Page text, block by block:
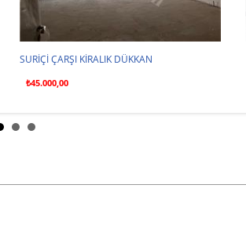
SURİÇİ ÇARŞI KİRALIK DÜKKAN
₺45.000,00